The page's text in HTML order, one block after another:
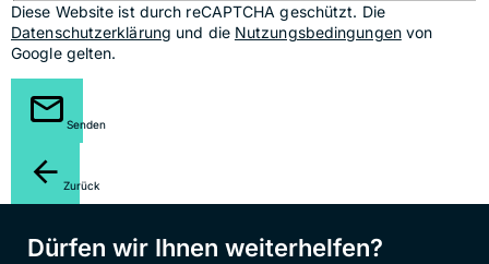
Diese Website ist durch reCAPTCHA geschützt. Die
Datenschutzerklärung und die Nutzungsbedingungenvon
Google gelten.
Senden
Zurück
Dürfen wir Ihnen weiterhelfen?